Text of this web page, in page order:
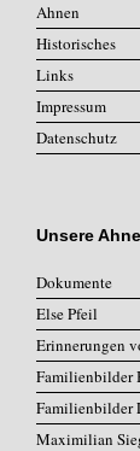
Ahnen
Historisches
Links
Impressum
Datenschutz
Unsere
Dokumente
Else Pfeil
Erinnerungen
Familienbilder
Familienbilder
Maximilian